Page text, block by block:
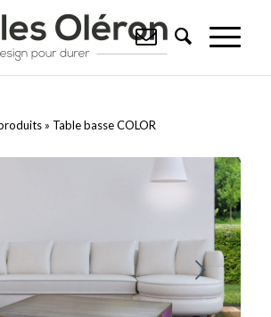
» Table basse COLOR
Suivant